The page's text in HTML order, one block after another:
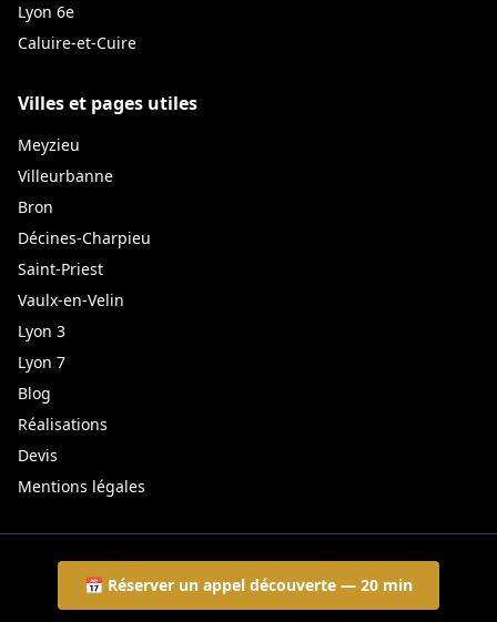
Lyon 6e
Caluire-et-Cuire
Villes et pages utiles
Meyzieu
Villeurbanne
Bron
Décines-Charpieu
Saint-Priest
Vaulx-en-Velin
Lyon 3
Lyon 7
Blog
Réalisations
Devis
Mentions légales
📅 Réserver un appel découverte — 20 min